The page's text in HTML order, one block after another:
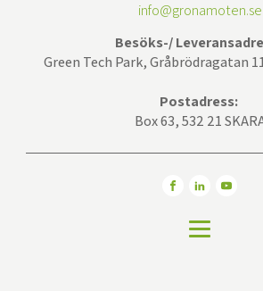
info@gronamoten.se
Besöks-/
Green Tech Park, Gråbrödragatan
Postadress:
Box 63, 532 21